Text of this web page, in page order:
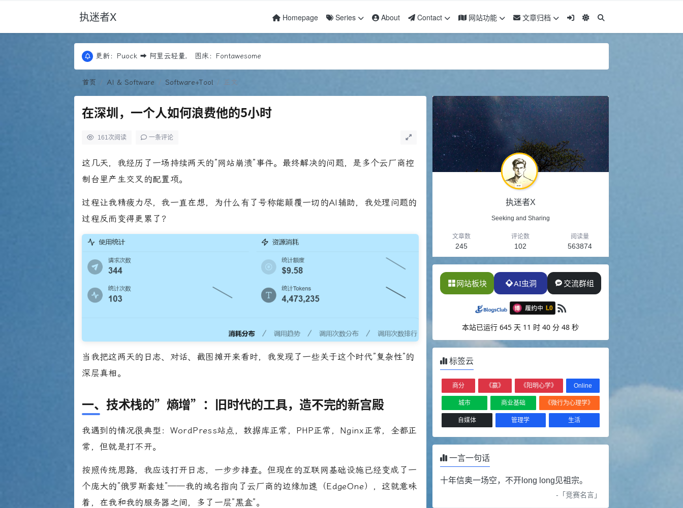
执迷者X Homepage Series About Contact 网站功能 文章归档
近期优化：Edgeone+COS存储+回源，Codex
首页 AI & Software Software+Tool 正文
在深圳，一个人如何浪费他的5小时
161次阅读 一条评论
这几天，我经历了一场持续两天的”网站崩溃”事件。最终解决的问题，是多个云厂商控
制台里产生交叉的配置项。
过程让我精疲力尽，我一直在想，为什么有了号称能颠覆一切的AI辅助，我处理问题的
过程反而变得更累了？
当我把这两天的日志、对话、截图摊开来看时，我发现了一些关于这个时代”复杂性”的
深层真相。
一、技术栈的”熵增”：旧时代的工具，造不完的新宫殿
我遇到的情况很典型：WordPress站点，数据库正常，PHP正常，Nginx正常，全都正
常，但就是打不开。
按照传统思路，我应该打开日志，一步步排查。但现在的互联网基础设施已经变成了一
个庞大的”俄罗斯套娃”——我的域名指向了云厂商的边缘加速（EdgeOne），这就意味
着，在我和我的服务器之间，多了一层”黑盒”。
执迷者X
Seeking and Sharing
文章数
245
评论数
102
阅读量
563874
网站板块 AI虫洞 交流群组
本站已运行645 天 11 时 40 分 51 秒
标签云
商分 《赢》 《阳明心学》 Online
城市 商业基础 《微行为心理学》
自媒体 管理学 生活
一言一句话
十年信奥一场空，不开long long见祖宗。
-「 竞赛名言」